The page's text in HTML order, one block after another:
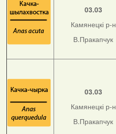
03.03
Камянецкі р-н
В.Пракапчук
03.03
Камянецкі р-н
В.Пракапчук